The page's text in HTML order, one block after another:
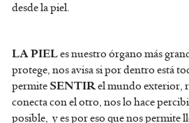
desde la piel.
LA PIEL es nuestro órgano más
protege, nos avisa si por dentro está
permite SENTIRel mundo exterior,
conecta con el otro, nos lo hace
posible, y es por eso que nos permite